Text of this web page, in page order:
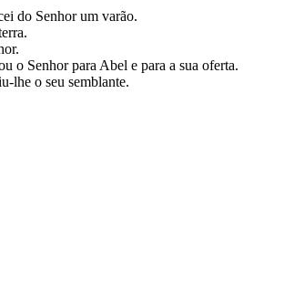
do Senhor um varão.
o Senhor para Abel e para a sua oferta.
lhe o seu semblante.